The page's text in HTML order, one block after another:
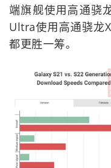
端旗舰使用高通骁
Ultra使用高通骁龙
都更胜一筹。